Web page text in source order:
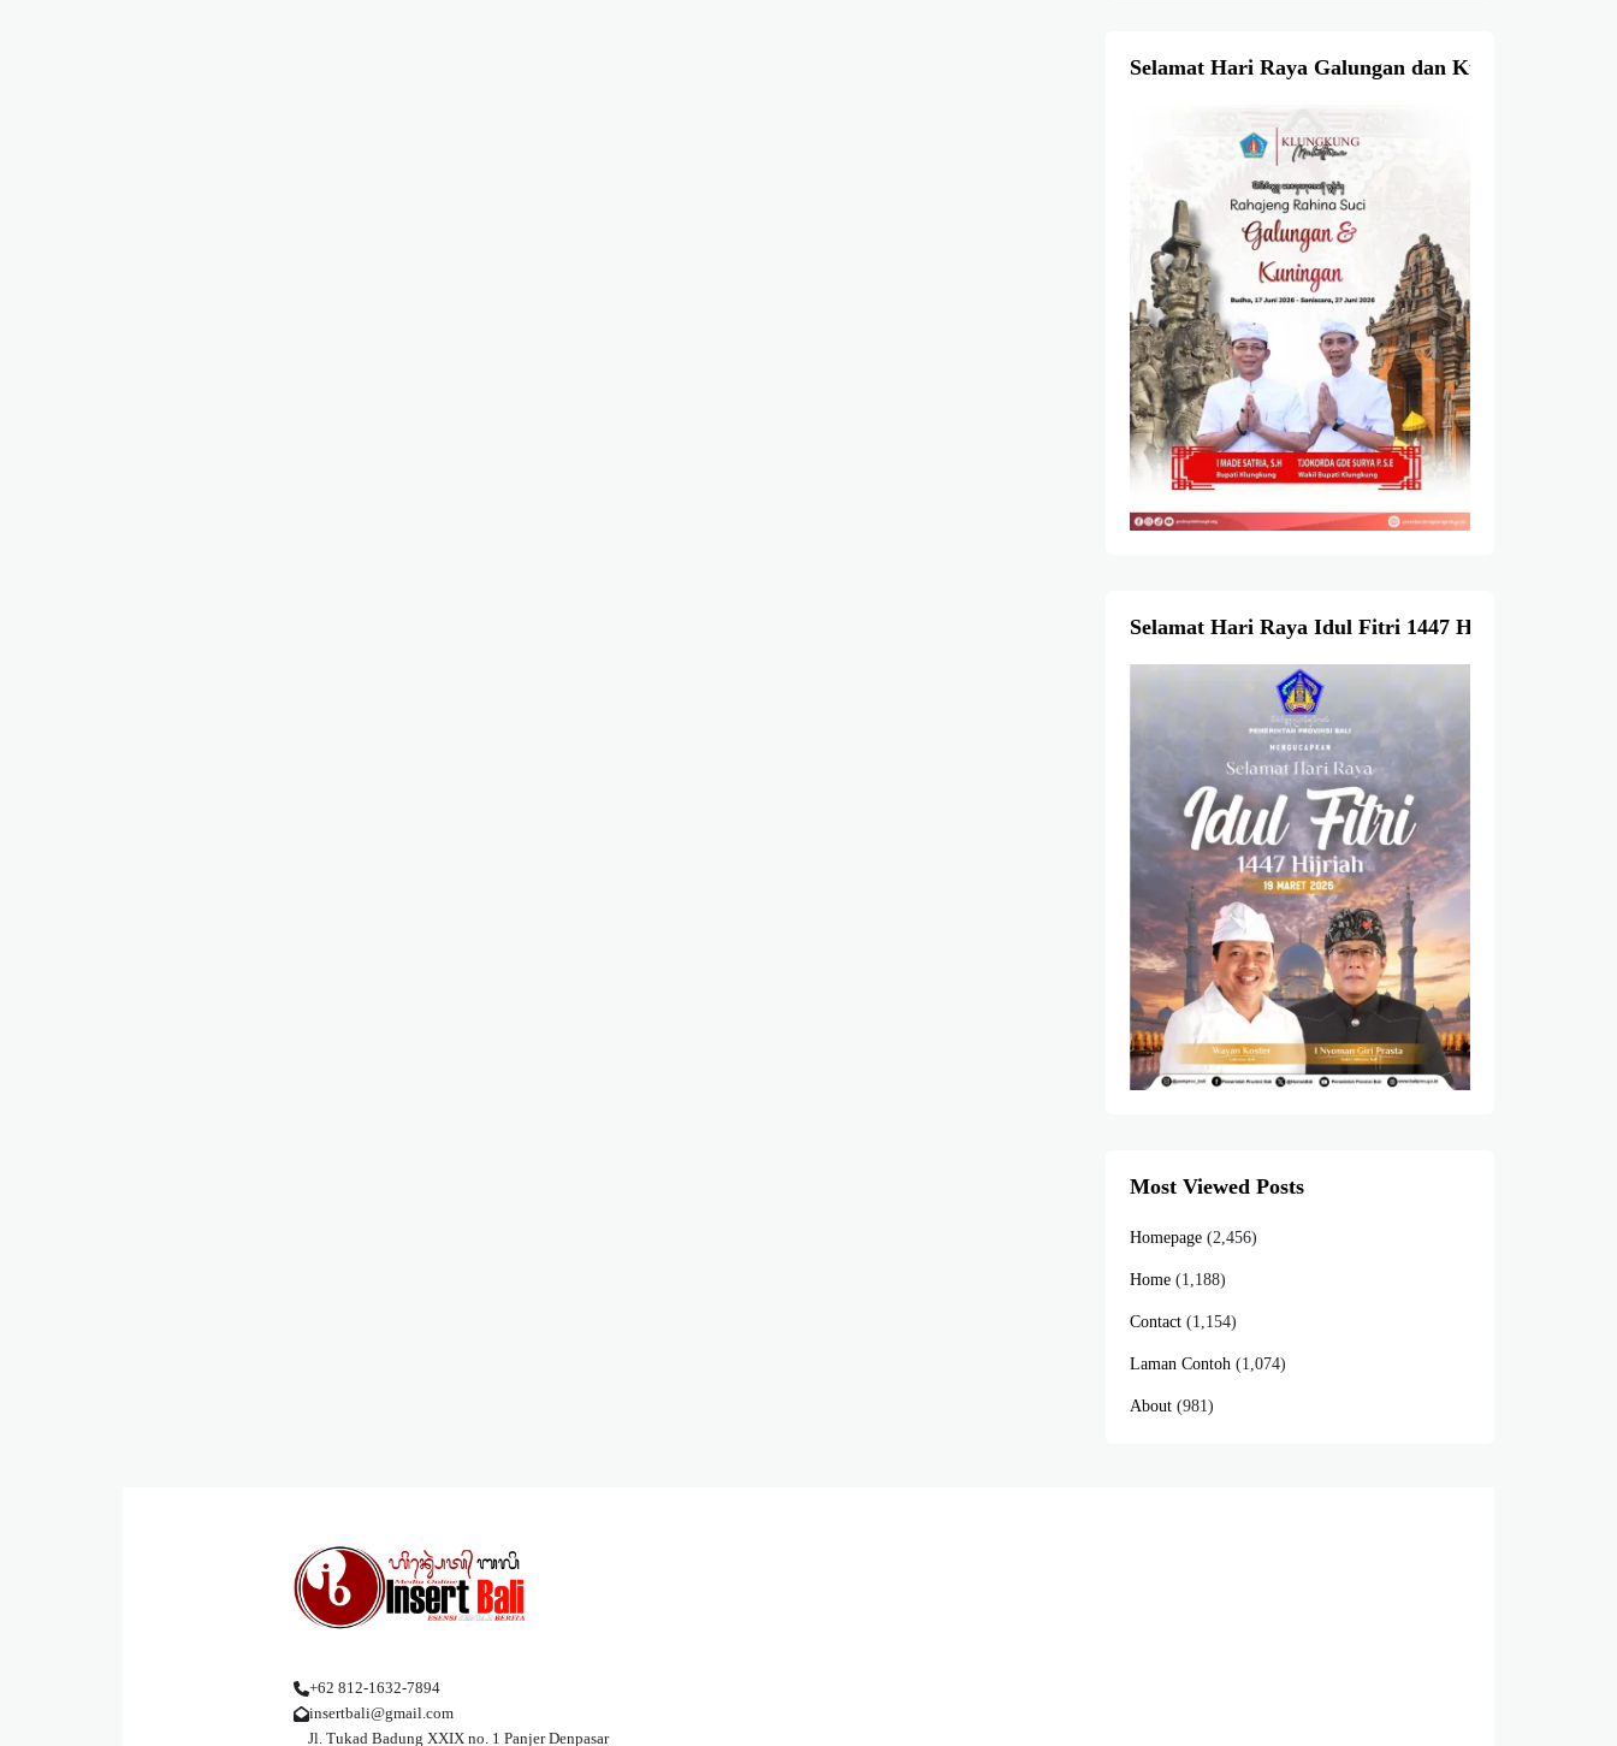
Selamat Hari Raya Galungan dan Kuningan
Selamat Hari Raya Idul Fitri 1447 Hijriah
Most Viewed Posts
Homepage (2,456)
Home (1,188)
Contact (1,154)
Laman Contoh (1,074)
About (981)
+62 812-1632-7894
insertbali@gmail.com
Jl. Tukad Badung XXIX no. 1 Panjer Denpasar